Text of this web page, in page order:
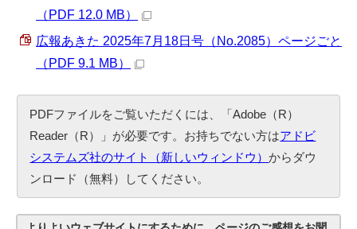
（PDF 12.0 MB）
広報あきた 2025年7月18日号（No.2085）ページごと
（PDF 9.1 MB）
PDFファイルをご覧いただくには、「Adobe（R）
Reader（R）」が必要です。お持ちでない方はアドビ
システムズ社のサイト（新しいウィンドウ）からダウ
ンロード（無料）してください。